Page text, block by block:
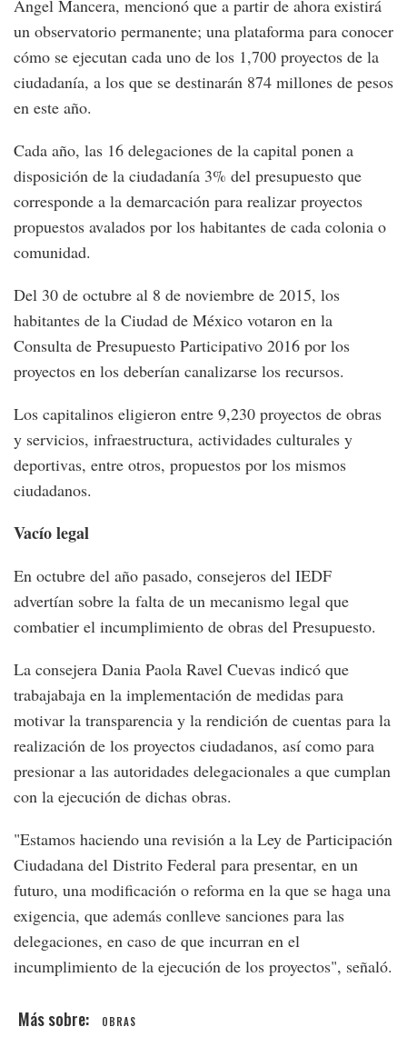
Ángel Mancera, mencionó que a partir de ahora existirá
un observatorio permanente; una plataforma para conocer
cómo se ejecutan cada uno de los 1,700 proyectos de la
ciudadanía, a los que se destinarán 874 millones de pesos
en este año.
Cada año, las 16 delegaciones de la capital ponen a
disposición de la ciudadanía 3% del presupuesto que
corresponde a la demarcación para realizar proyectos
propuestos avalados por los habitantes de cada colonia o
comunidad.
Del 30 de octubre al 8 de noviembre de 2015, los
habitantes de la Ciudad de México votaron en la
Consulta de Presupuesto Participativo 2016 por los
proyectos en los deberían canalizarse los recursos.
Los capitalinos eligieron entre 9,230 proyectos de obras
y servicios, infraestructura, actividades culturales y
deportivas, entre otros, propuestos por los mismos
ciudadanos.
Vacío legal
En octubre del año pasado, consejeros del IEDF
advertían sobre la falta de un mecanismo legal que
combatier el incumplimiento de obras del Presupuesto.
La consejera Dania Paola Ravel Cuevas indicó que
trabajabaja en la implementación de medidas para
motivar la transparencia y la rendición de cuentas para la
realización de los proyectos ciudadanos, así como para
presionar a las autoridades delegacionales a que cumplan
con la ejecución de dichas obras.
"Estamos haciendo una revisión a la Ley de Participación
Ciudadana del Distrito Federal para presentar, en un
futuro, una modificación o reforma en la que se haga una
exigencia, que además conlleve sanciones para las
delegaciones, en caso de que incurran en el
incumplimiento de la ejecución de los proyectos", señaló.
OBRAS